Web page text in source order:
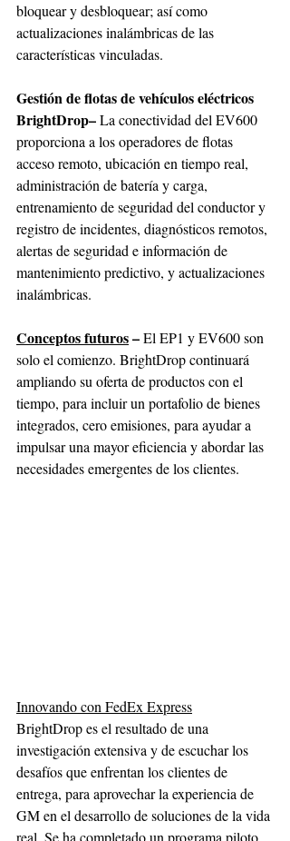
bloquear y desbloquear; así como
actualizaciones inalámbricas de las
características vinculadas.
Gestión de flotas de vehículos eléctricos
BrightDrop– La conectividad del EV600
proporciona a los operadores de flotas
acceso remoto, ubicación en tiempo real,
administración de batería y carga,
entrenamiento de seguridad del conductor y
registro de incidentes, diagnósticos remotos,
alertas de seguridad e información de
mantenimiento predictivo, y actualizaciones
inalámbricas.
Conceptos futuros – El EP1 y EV600 son
solo el comienzo. BrightDrop continuará
ampliando su oferta de productos con el
tiempo, para incluir un portafolio de bienes
integrados, cero emisiones, para ayudar a
impulsar una mayor eficiencia y abordar las
necesidades emergentes de los clientes.
Innovando con FedEx Express
BrightDrop es el resultado de una
investigación extensiva y de escuchar los
desafíos que enfrentan los clientes de
entrega, para aprovechar la experiencia de
GM en el desarrollo de soluciones de la vida
real. Se ha completado un programa piloto